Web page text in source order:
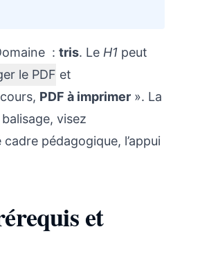
: tris. Le H1peut
le PDF et
PDF à imprimer». La
visez
pédagogique, l’appui
et